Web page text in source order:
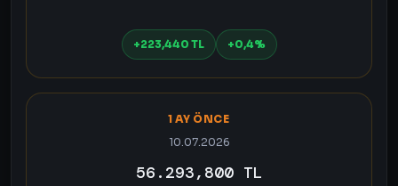
+223,440 TL +0,4%
1 AY ÖNCE
10.07.2026
56.293,800 TL